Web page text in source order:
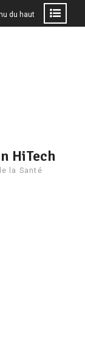
du haut
HiTech
la Santé